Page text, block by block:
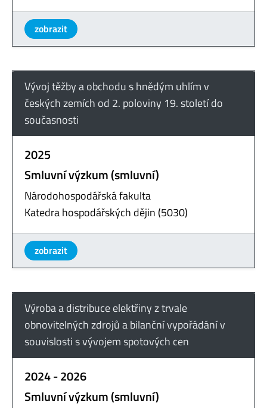
zobrazit
Vývoj těžby a obchodu s hnědým uhlím v
českých zemích od 2. poloviny 19. století do
současnosti
2025
Smluvní výzkum (smluvní)
Národohospodářská fakulta
Katedra hospodářských dějin (5030)
zobrazit
Výroba a distribuce elektřiny z trvale
obnovitelných zdrojů a bilanční vypořádání v
souvislosti s vývojem spotových cen
2024 - 2026
Smluvní výzkum (smluvní)